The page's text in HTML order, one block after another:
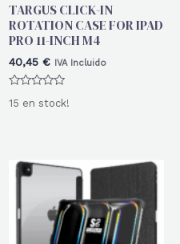
TARGUS CLICK-IN
ROTATION CASE FOR IPAD
PRO 11-INCH M4
40,45 € IVA Incluido
con
15 en stock!